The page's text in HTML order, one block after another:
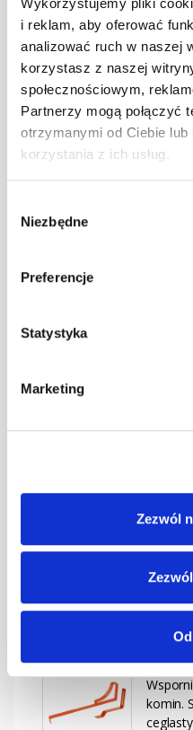
Wykorzystujemy pliki
i reklam, aby oferować
analizować ruch w naszej
korzystasz z naszej
społecznościowym,
Partnerzy mogą połączyć
otrzymanymi od Ciebie
korzystania z ich usług.
zgody
Niezbędne
Preferencje
Statystyka
Marketing
Zezwól
komin.
komin.
brązowy
komin.
ceglasty